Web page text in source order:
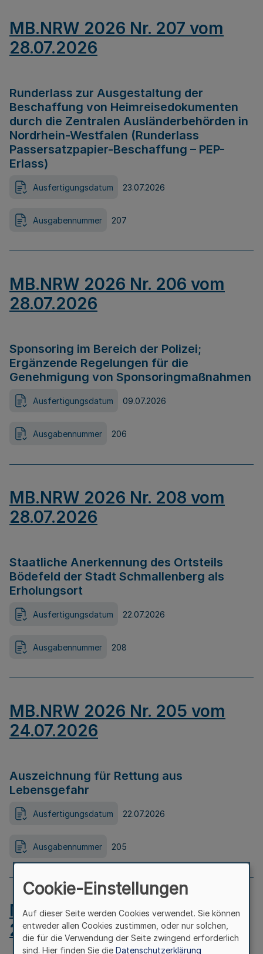
MB.NRW 2026 Nr. 207 vom
28.07.2026
Runderlass zur Ausgestaltung der
Beschaffung von Heimreisedokumenten
durch die Zentralen Ausländerbehörden in
Nordrhein-Westfalen (Runderlass
Passersatzpapier-Beschaffung – PEP-
Erlass)
Ausfertigungsdatum 23.07.2026
Ausgabennummer 207
MB.NRW 2026 Nr. 206 vom
28.07.2026
Sponsoring im Bereich der Polizei;
Ergänzende Regelungen für die
Genehmigung von Sponsoringmaßnahmen
Ausfertigungsdatum 09.07.2026
Ausgabennummer 206
MB.NRW 2026 Nr. 208 vom
28.07.2026
Staatliche Anerkennung des Ortsteils
Bödefeld der Stadt Schmallenberg als
Erholungsort
Ausfertigungsdatum 22.07.2026
Ausgabennummer 208
MB.NRW 2026 Nr. 205 vom
24.07.2026
Auszeichnung für Rettung aus
Lebensgefahr
Ausfertigungsdatum 22.07.2026
Ausgabennummer 205
MB.NRW 2026 Nr. 204 vom
24.07.2026
Cookie-Einstellungen
Auf dieser Seite werden Cookies verwendet. Sie können
entweder allen Cookies zustimmen, oder nur solchen,
die für die Verwendung der Seite zwingend erforderlich
sind. Hier finden Sie die Datenschutzerklärung